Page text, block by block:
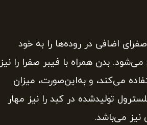
اضافی در روده‌ها را به خود
بدن همراه با فیبر صفرا را نیز
می‌کند، و به‌این‌صورت، میزان
تولیدشده در کبد را نیز مهار
نیز می‌باشد.